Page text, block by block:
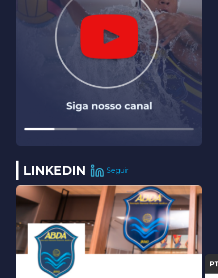
LINKEDIN Seguir